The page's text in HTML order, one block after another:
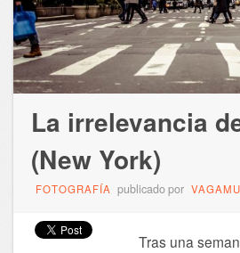
La irrelevancia
(New York)
FOTOGRAFÍA publicado por
Tras una